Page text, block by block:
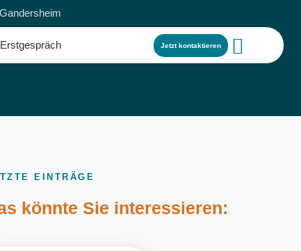
Erstgespräch Jetzt kontaktieren
EINTRÄGE
könnte Sie interessieren: